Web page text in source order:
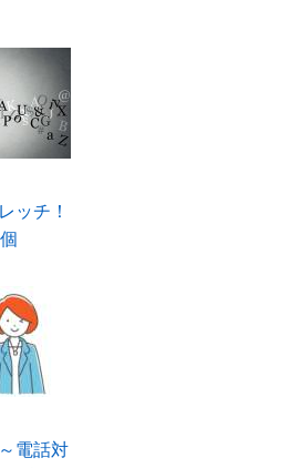
ッチ！
電話対